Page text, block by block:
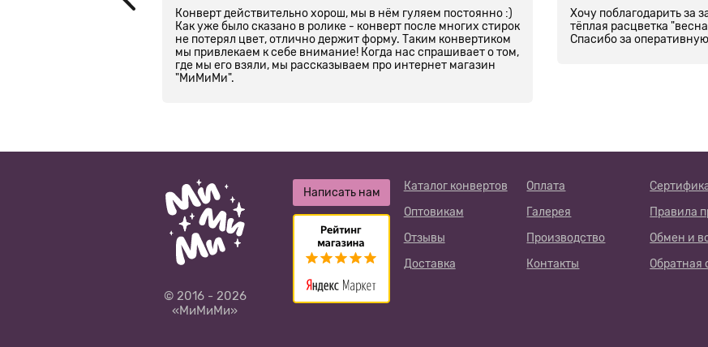
Конверт действительно хорош, мы в нём гуляем постоянно :)
Как уже было сказано в ролике - конверт после многих стирок
не потерял цвет, отлично держит форму. Таким конвертиком
мы привлекаем к себе внимание! Когда нас спрашивает о том,
где мы его взяли, мы рассказываем про интернет магазин
"МиМиМи".
Хочу поблагодарить за
тёплая расцветка
Спасибо за
© 2016 - 2026
«МиМиМи»
Написать нам Каталог конвертов Оплата
Оптовикам
Галерея
Правила
Отзывы
Производство
Обмен и
Доставка
Контакты Обратная